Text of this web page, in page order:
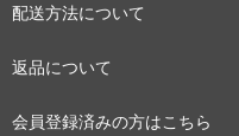
配送方法について
返品について
会員登録済みの方はこちら